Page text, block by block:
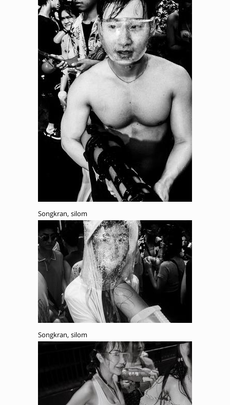
Songkran, silom
Songkran, silom